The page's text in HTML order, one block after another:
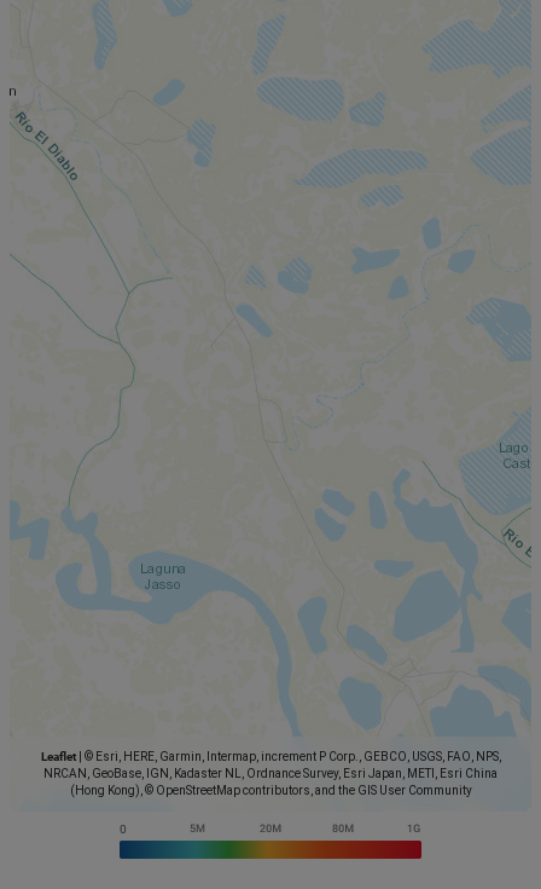
Leaflet
© Esri, HERE, Garmin, Intermap, increment P Corp., GEBCO, USGS, FAO, NPS,
NRCAN, GeoBase, IGN, Kadaster NL, Ordnance Survey, Esri Japan, METI, Esri China
(Hong Kong), © OpenStreetMap contributors, and the GIS User Community